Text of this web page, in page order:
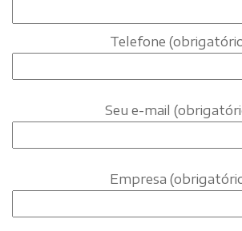
Telefone
Seu e-mail
Empresa